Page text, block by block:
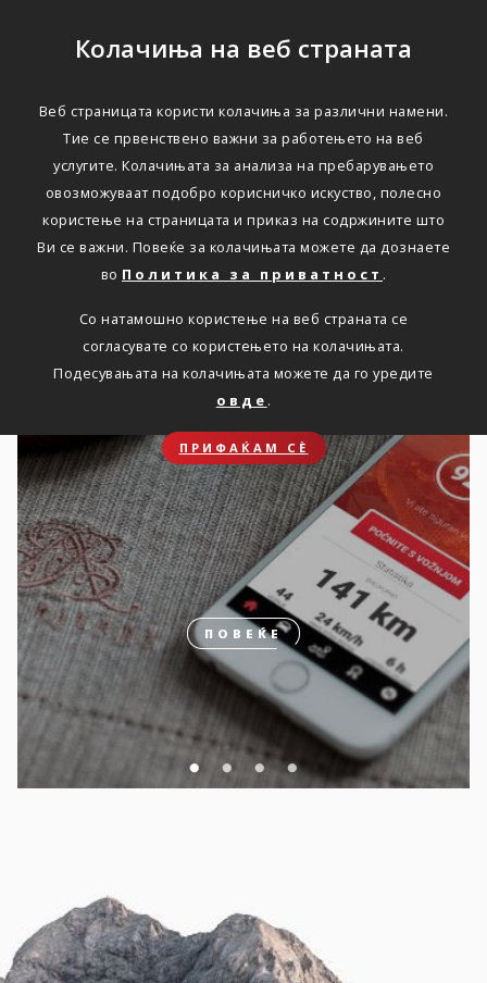
Колачиња на веб страната
Веб страницата користи колачиња за различни намени.
Тие се првенствено важни за работењето на веб
услугите. Колачињата за анализа на пребарувањето
овозможуваат подобро корисничко искуство, полесно
користење на страницата и приказ на содржините што
Ви се важни. Повеќе за колачињата можете да дознаете
во Политика за приватност .
Со натамошно користење на веб страната се
согласувате со користењето на колачињата.
Подесувањата на колачињата можете да го уредите
овде .
ПРИФАЌАМ СЀ
Актуелно
Новости
ПОВЕЌЕ